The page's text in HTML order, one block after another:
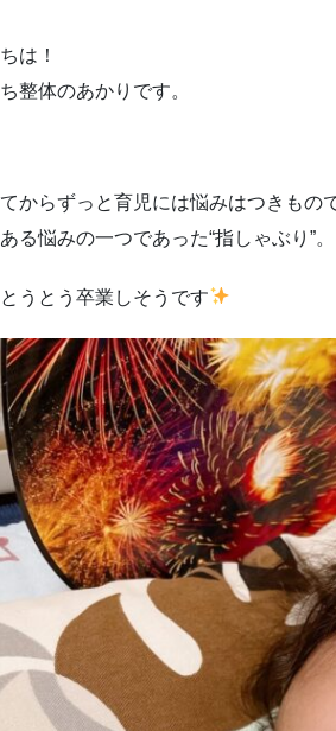
は！
整体のあかりです。
からずっと育児には悩みはつきもの
る悩みの一つであった“指しゃぶり”。
うとう卒業しそうです